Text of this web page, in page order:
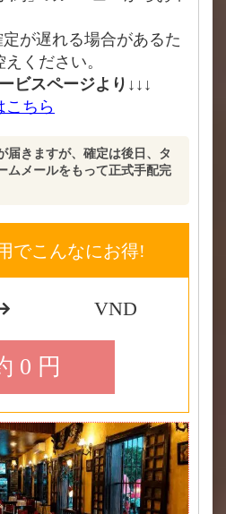
が遅れる場合があるた
ください。
ビスページより↓↓↓
ちら
届きますが、確定は後日、タ
ムメールをもって正式手配完
でこんなにお得!
VND
0 円